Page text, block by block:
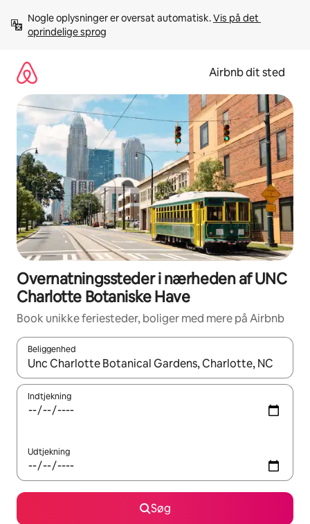
videre
Nogle oplysninger er oversat automatisk. Vis på det
oprindelige sprog
Airbnb dit sted
Overnatningssteder i nærheden af UNC
Charlotte Botaniske Have
Book unikke feriesteder, boliger med mere på Airbnb
Beliggenhed
Når resultaterne er tilgængelige, skal du navigere med
Indtjekning
Udtjekning
Søg